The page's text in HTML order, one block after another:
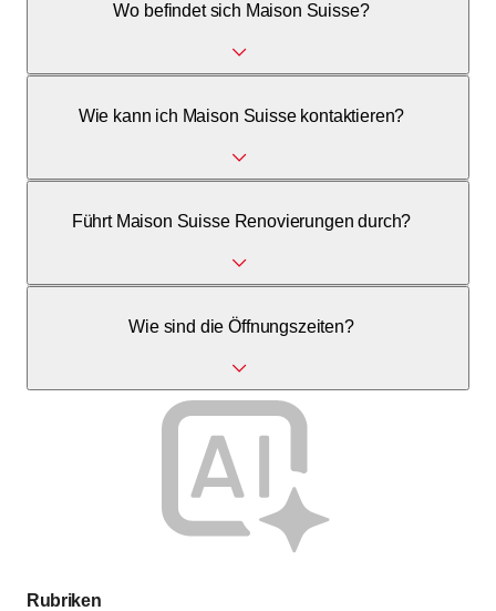
Holzarbeiten und allgemeine Bauleistungen.
Wo befindet sich Maison Suisse?
la Planchettaz 4, 1562 Corcelles-près-Payerne.
Wie kann ich Maison Suisse kontaktieren?
erreichen.
Führt Maison Suisse Renovierungen durch?
Gebäude, einschliesslich Fassaden und Dächern an.
Wie sind die Öffnungszeiten?
Maison Suisse ist werktags in der Regel ab 06:30 Uhr
Rubriken